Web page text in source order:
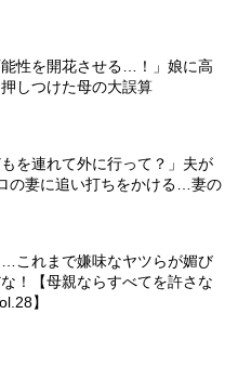
能性を開花させる…！」娘に高
しつけた母の大誤算
もを連れて外に行って？」夫が
の妻に追い打ちをかける…妻の
これまで嫌味なヤツらが媚び
！【母親ならすべてを許さな
】